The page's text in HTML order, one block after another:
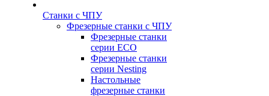
Станки с ЧПУ
Фрезерные станки с ЧПУ
Фрезерные станки
серии ECO
Фрезерные станки
серии Nesting
Настольные
фрезерные станки